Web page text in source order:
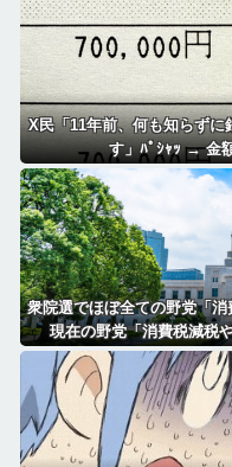
X民「11年前、何も知らず
す」ﾊﾟｼｬｯ → 金
衆院選でほぼ全ての野党「
現在の野党「消費税減税